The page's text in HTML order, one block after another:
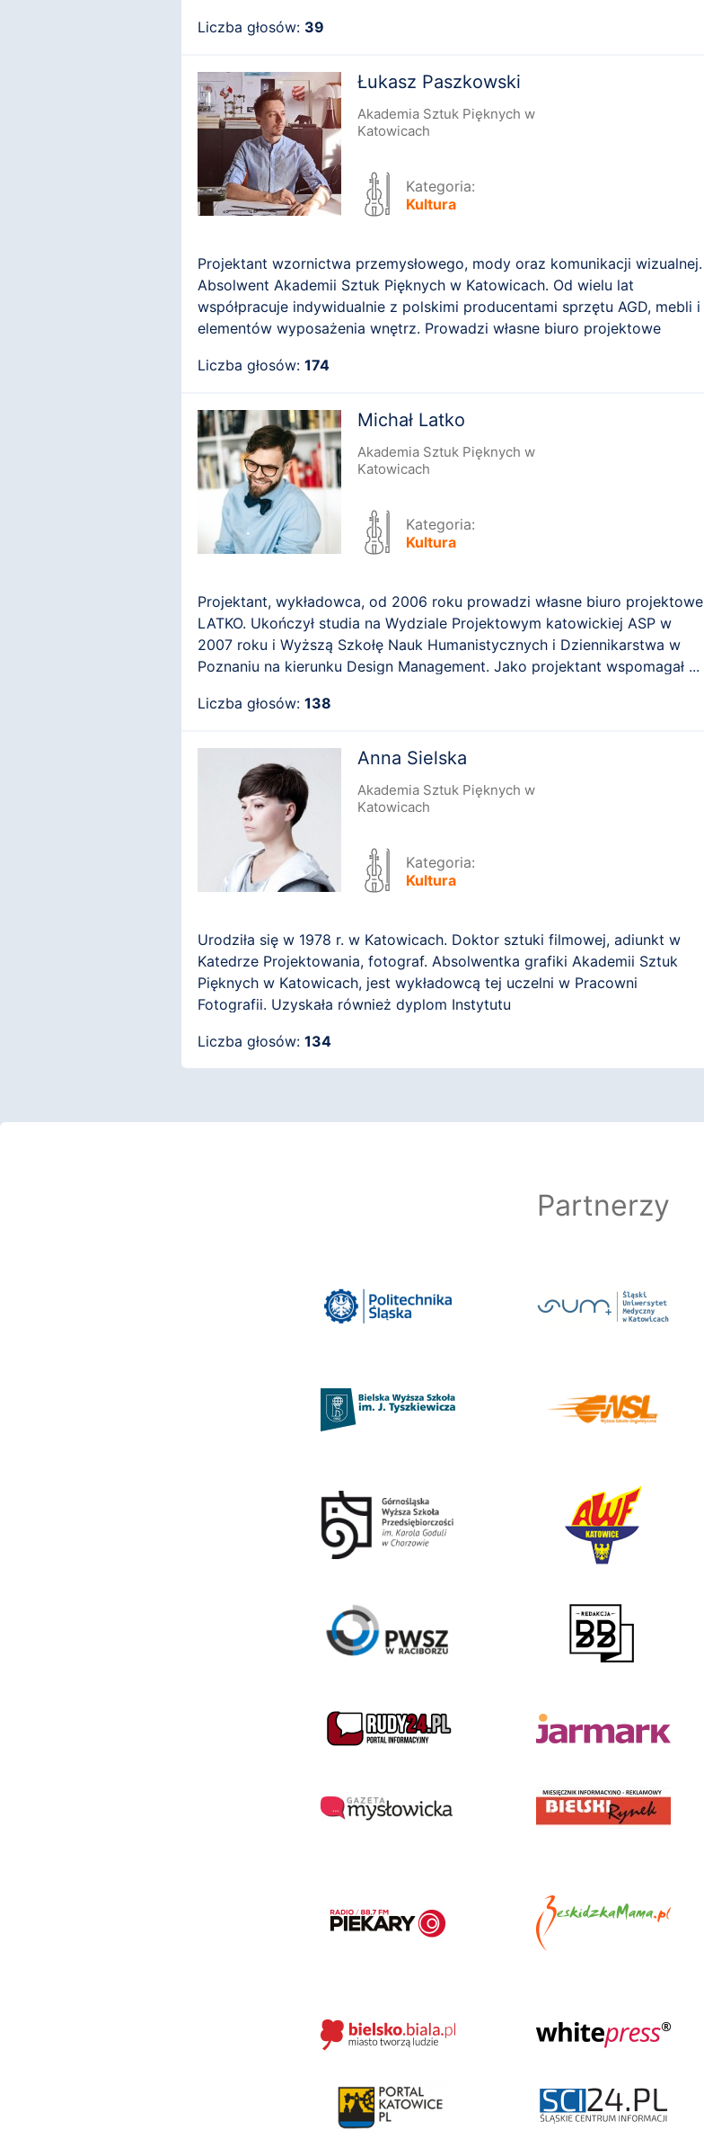
Liczba głosów: 39
Łukasz Paszkowski
Akademia Sztuk Pięknych w
Katowicach
Kategoria:
Kultura
Projektant wzornictwa przemysłowego, mody oraz komunikacji wizualnej.
Absolwent Akademii Sztuk Pięknych w Katowicach. Od wielu lat
współpracuje indywidualnie z polskimi producentami sprzętu AGD, mebli i
elementów wyposażenia wnętrz. Prowadzi własne biuro projektowe
Liczba głosów: 174
Michał Latko
Akademia Sztuk Pięknych w
Katowicach
Kategoria:
Kultura
Projektant, wykładowca, od 2006 roku prowadzi własne biuro projektowe
LATKO. Ukończył studia na Wydziale Projektowym katowickiej ASP w
2007 roku i Wyższą Szkołę Nauk Humanistycznych i Dziennikarstwa w
Poznaniu na kierunku Design Management. Jako projektant wspomagał ...
Liczba głosów: 138
Anna Sielska
Akademia Sztuk Pięknych w
Katowicach
Kategoria:
Kultura
Urodziła się w 1978 r. w Katowicach. Doktor sztuki filmowej, adiunkt w
Katedrze Projektowania, fotograf. Absolwentka grafiki Akademii Sztuk
Pięknych w Katowicach, jest wykładowcą tej uczelni w Pracowni
Fotografii. Uzyskała również dyplom Instytutu
Kultura Obrazu (kulturaobrazu.org), ...
Liczba głosów: 134
Partnerzy